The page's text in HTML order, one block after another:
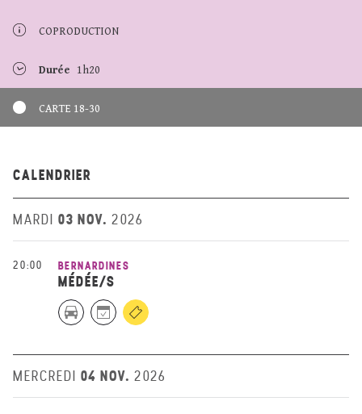
COPRODUCTION
Durée 1h20
CARTE 18-30
CALENDRIER
MARDI 03 NOV. 2026
20:00 BERNARDINES
MÉDÉE/S
MERCREDI 04 NOV. 2026